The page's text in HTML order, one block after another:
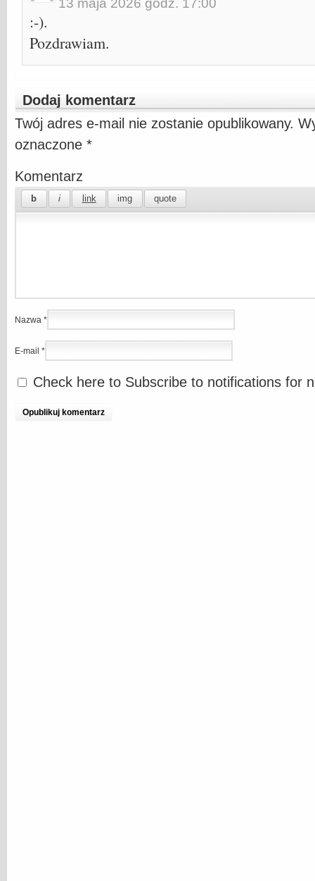
13 maja 2026 godz. 17:00
:-).
Pozdrawiam.
Dodaj komentarz
Twój adres e-mail nie zostanie opublikowany.
oznaczone *
Komentarz
Nazwa *
E-mail *
Check here to Subscribe to notifications for